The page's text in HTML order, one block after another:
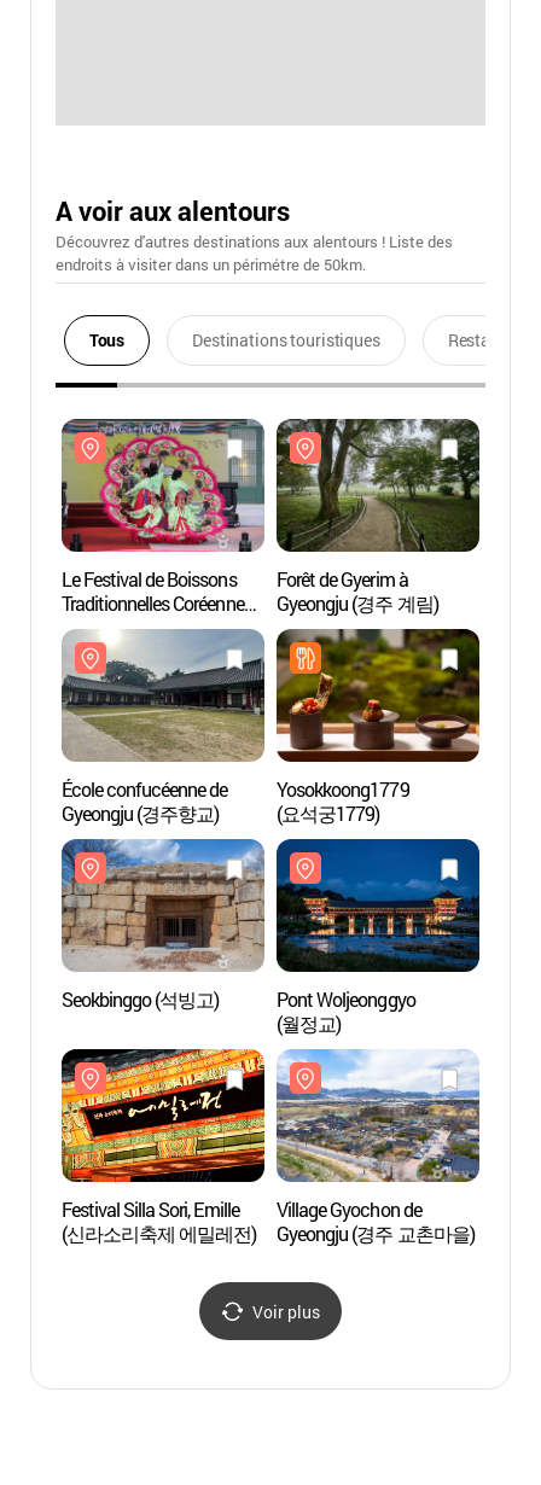
A voir aux alentours
Découvrez d'autres destinations aux alentours ! Liste des
endroits à visiter dans un périmétre de 50km.
Tous Destinations touristiques Restaurants
Le Festival de Boissons
Traditionnelles Coréennes
& du Gâteau de Riz à
Gyeongju (경주
떡과술잔치)
Forêt de Gyerim à
Gyeongju (경주 계림)
École confucéenne de
Gyeongju (경주향교)
Yosokkoong1779
(요석궁1779)
Seokbinggo (석빙고)
Pont Woljeonggyo
(월정교)
Festival Silla Sori, Emille
(신라소리축제 에밀레전)
Village Gyochon de
Gyeongju (경주 교촌마을)
Voir plus